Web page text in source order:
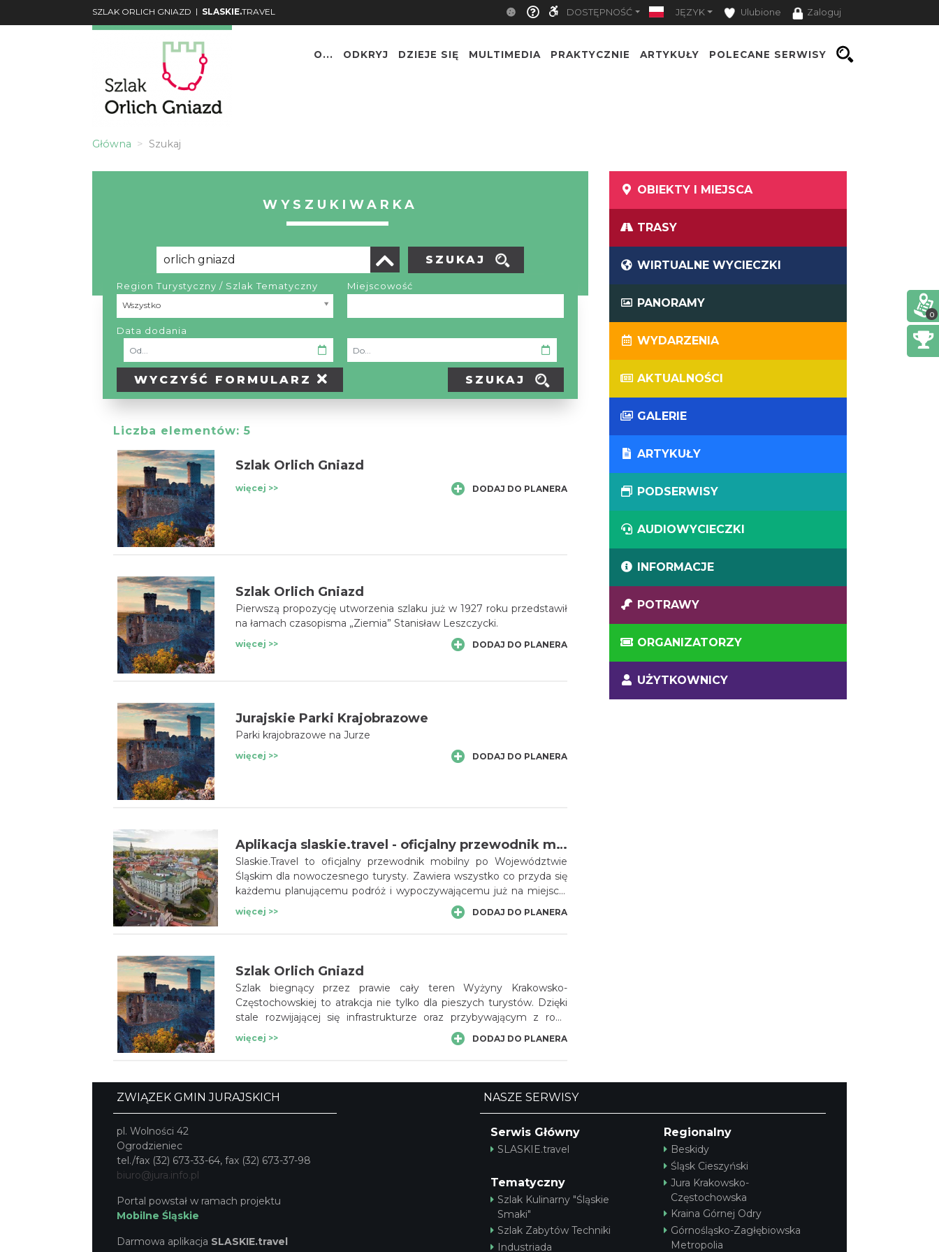
SZLAK ORLICH GNIAZD | SLASKIE.TRAVEL DOSTĘPNOŚĆ JĘZYK Ulubione Zaloguj
O... ODKRYJ DZIEJE SIĘ MULTIMEDIA PRAKTYCZNIE ARTYKUŁY POLECANE SERWISY
Główna Szukaj
WYSZUKIWARKA
Region Turystyczny / Szlak Tematyczny
Wszystko
Region
Turystyczny
/
Szlak
Tematyczny
Miejscowość
Data dodania
WYCZYŚĆ FORMULARZ SZUKAJ
SZUKAJ
Liczba elementów: 5
Szlak Orlich Gniazd
więcej >> DODAJ DO PLANERA
Szlak Orlich Gniazd
Pierwszą propozycję utworzenia szlaku już w 1927 roku przedstawił
na łamach czasopisma „Ziemia” Stanisław Leszczycki.
więcej >> DODAJ DO PLANERA
Jurajskie Parki Krajobrazowe
Parki krajobrazowe na Jurze
więcej >> DODAJ DO PLANERA
Aplikacja slaskie.travel - oficjalny przewodnik mobilny po Województwie Śląskim dla nowoczesnego turysty!
Slaskie.Travel to oficjalny przewodnik mobilny po Województwie
Śląskim dla nowoczesnego turysty. Zawiera wszystko co przyda się
każdemu planującemu podróż i wypoczywającemu już na miejscu.
To aplikacja, którą musi posiadać zarówno każdy turysta, jak
i mieszkaniec regionu. Z nią nie zgubisz się na żadnym szlaku, nie
więcej >> DODAJ DO PLANERA
Szlak Orlich Gniazd
Szlak biegnący przez prawie cały teren Wyżyny Krakowsko-
Częstochowskiej to atrakcja nie tylko dla pieszych turystów. Dzięki
stale rozwijającej się infrastrukturze oraz przybywającym z roku
na rok atrakcjom to doskonałe miejsce dla turysty, który chce
aktywnie spędzić czas.
więcej >> DODAJ DO PLANERA
OBIEKTY I MIEJSCA
TRASY
WIRTUALNE WYCIECZKI
PANORAMY
WYDARZENIA
AKTUALNOŚCI
GALERIE
ARTYKUŁY
PODSERWISY
AUDIOWYCIECZKI
INFORMACJE
POTRAWY
ORGANIZATORZY
UŻYTKOWNICY
ZWIĄZEK GMIN JURAJSKICH
pl. Wolności 42
Ogrodzieniec
tel./fax (32) 673-33-64, fax (32) 673-37-98
biuro@jura.info.pl
Portal powstał w ramach projektu
Mobilne Śląskie
Darmowa aplikacja SLASKIE.travel
NASZE SERWISY
Serwis Główny
SLASKIE.travel
Tematyczny
Szlak Kulinarny "Śląskie
Smaki"
Szlak Zabytów Techniki
Industriada
Regionalny
Beskidy
Śląsk Cieszyński
Jura Krakowsko-
Częstochowska
Kraina Górnej Odry
Górnośląsko-Zagłębiowska
Metropolia
0